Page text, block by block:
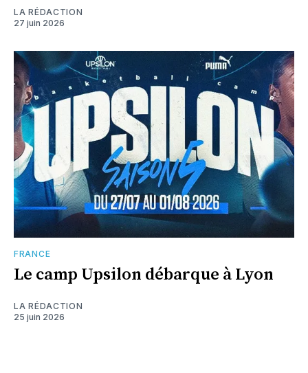
LA RÉDACTION
27 juin 2026
FRANCE
Le camp Upsilon débarque à Lyon
LA RÉDACTION
25 juin 2026